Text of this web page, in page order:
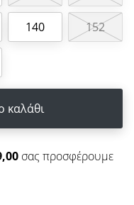
140 152
καλάθι
σας προσφέρουμε